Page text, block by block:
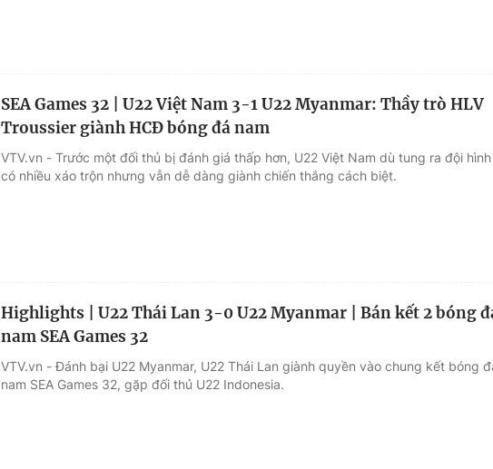
SEA Games 32 | U22 Việt Nam 3-1 U22 Myanmar: Thầy trò HLV
Troussier giành HCĐ bóng đá nam
VTV.vn - Trước một đối thủ bị đánh giá thấp hơn, U22 Việt Nam dù tung ra đội hình
có nhiều xáo trộn nhưng vẫn dễ dàng giành chiến thắng cách biệt.
Highlights | U22 Thái Lan 3-0 U22 Myanmar | Bán kết 2 bóng
nam SEA Games 32
VTV.vn - Đánh bại U22 Myanmar, U22 Thái Lan giành quyền vào chung kết bóng
nam SEA Games 32, gặp đối thủ U22 Indonesia.